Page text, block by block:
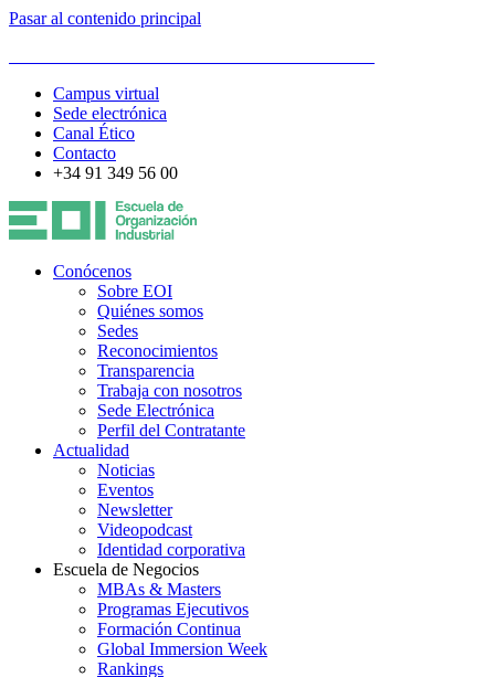
Pasar al contenido principal
Campus virtual
Sede electrónica
Canal Ético
Contacto
+34 91 349 56 00
Conócenos
Sobre EOI
Quiénes somos
Sedes
Reconocimientos
Transparencia
Trabaja con nosotros
Sede Electrónica
Perfil del Contratante
Actualidad
Noticias
Eventos
Newsletter
Videopodcast
Identidad corporativa
Escuela de Negocios
MBAs & Masters
Programas Ejecutivos
Formación Continua
Global Immersion Week
Rankings